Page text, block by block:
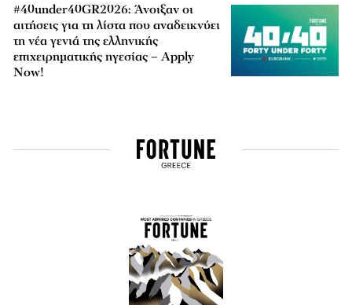
#40under40GR2026: Άνοιξαν οι
αιτήσεις για τη λίστα που αναδεικνύει
τη νέα γενιά της ελληνικής
επιχειρηματικής ηγεσίας – Apply
Now!